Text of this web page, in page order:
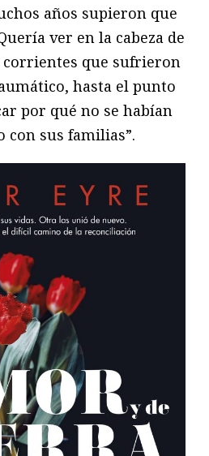
años supieron que
ver en la cabeza de
corrientes que sufrieron
hasta el punto
por qué no se habían
con sus familias”.